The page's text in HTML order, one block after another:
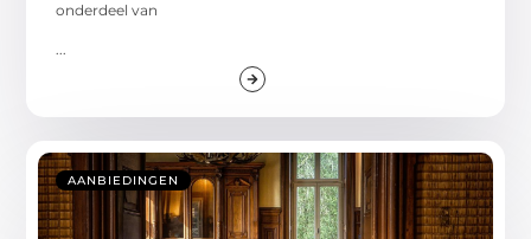
onderdeel van
AANBIEDINGEN